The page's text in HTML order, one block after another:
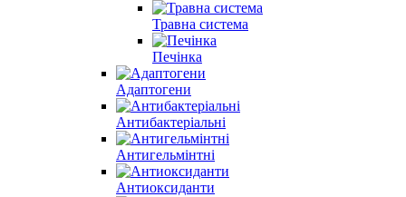
Травна система
Печінка
Адаптогени
Антибактеріальні
Антигельмінтні
Антиоксиданти